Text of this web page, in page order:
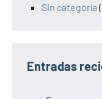
Sin categoría
Entradas